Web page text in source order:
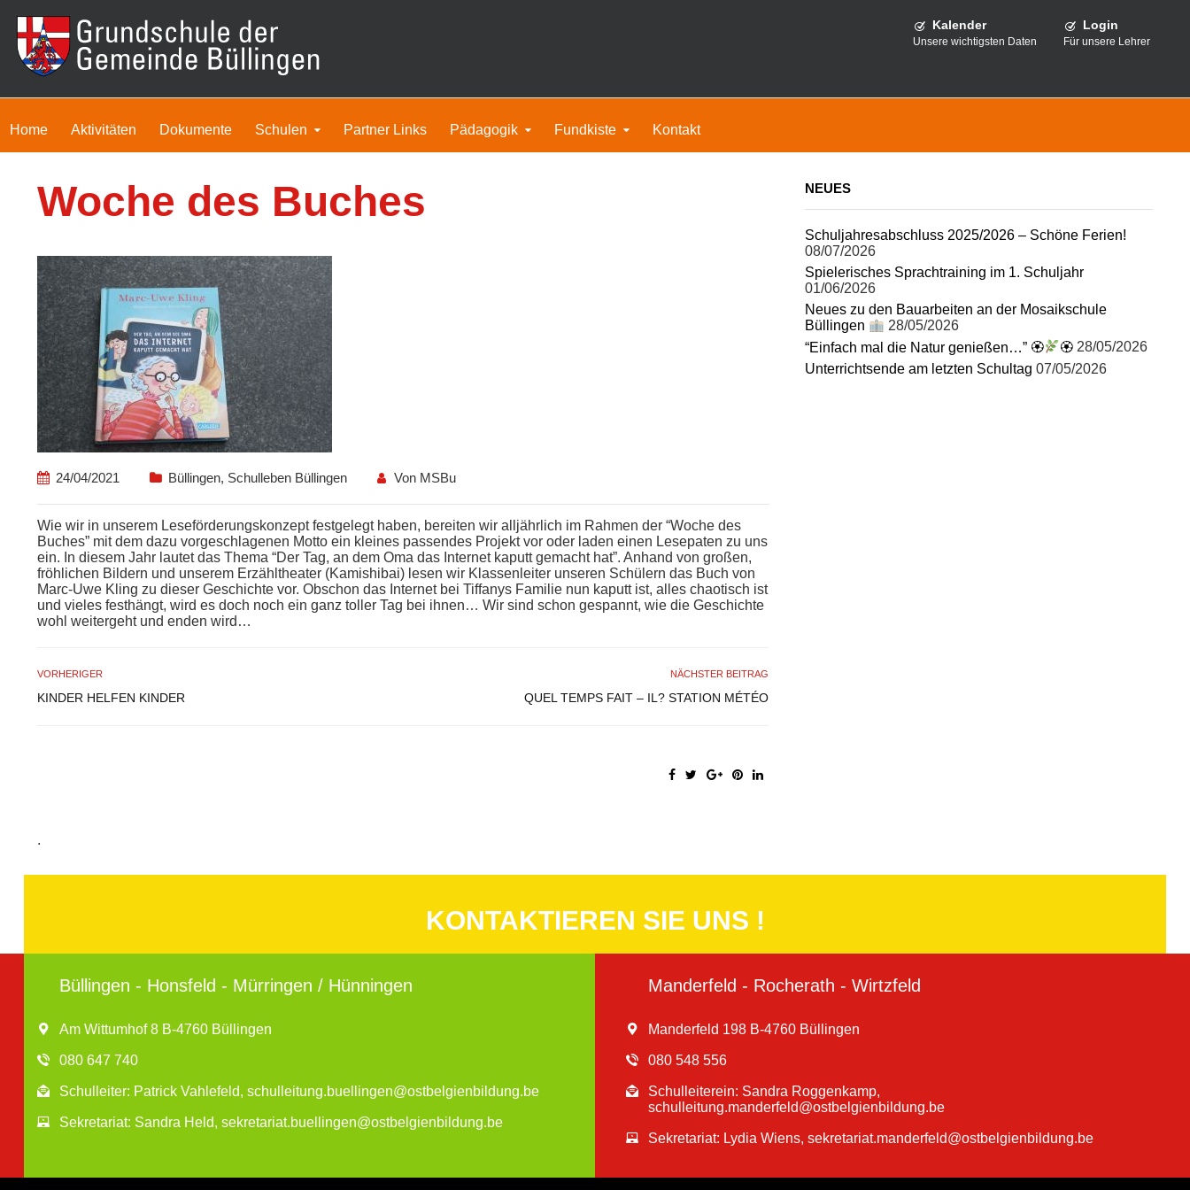
Login
Für unsere Lehrer
Kalender
Unsere wichtigsten Daten
Home Aktivitäten Dokumente Schulen Partner Links Pädagogik Fundkiste Kontakt
Woche des Buches
24/04/2021 Büllingen, Schulleben Büllingen Von MSBu
Wie wir in unserem Leseförderungskonzept festgelegt haben, bereiten wir alljährlich im Rahmen der “Woche des
Buches” mit dem dazu vorgeschlagenen Motto ein kleines passendes Projekt vor oder laden einen Lesepaten zu uns
ein. In diesem Jahr lautet das Thema “Der Tag, an dem Oma das Internet kaputt gemacht hat”. Anhand von großen,
fröhlichen Bildern und unserem Erzähltheater (Kamishibai) lesen wir Klassenleiter unseren Schülern das Buch von
Marc-Uwe Kling zu dieser Geschichte vor. Obschon das Internet bei Tiffanys Familie nun kaputt ist, alles chaotisch ist
und vieles festhängt, wird es doch noch ein ganz toller Tag bei ihnen… Wir sind schon gespannt, wie die Geschichte
wohl weitergeht und enden wird…
VORHERIGER
KINDER HELFEN KINDER
NÄCHSTER BEITRAG
QUEL TEMPS FAIT – IL? STATION MÉTÉO
.
NEUES
Schuljahresabschluss 2025/2026 – Schöne Ferien!
08/07/2026
Spielerisches Sprachtraining im 1. Schuljahr
01/06/2026
Neues zu den Bauarbeiten an der Mosaikschule
Büllingen
28/05/2026
“Einfach mal die Natur genießen…” 🏵
🏵 28/05/2026
Unterrichtsende am letzten Schultag 07/05/2026
KONTAKTIEREN SIE UNS !
Büllingen - Honsfeld - Mürringen / Hünningen
Am Wittumhof 8 B-4760 Büllingen
080 647 740
Schulleiter: Patrick Vahlefeld, schulleitung.buellingen@ostbelgienbildung.be
Sekretariat: Sandra Held, sekretariat.buellingen@ostbelgienbildung.be
Manderfeld - Rocherath - Wirtzfeld
Manderfeld 198 B-4760 Büllingen
080 548 556
Schulleiterein: Sandra Roggenkamp,
schulleitung.manderfeld@ostbelgienbildung.be
Sekretariat: Lydia Wiens, sekretariat.manderfeld@ostbelgienbildung.be